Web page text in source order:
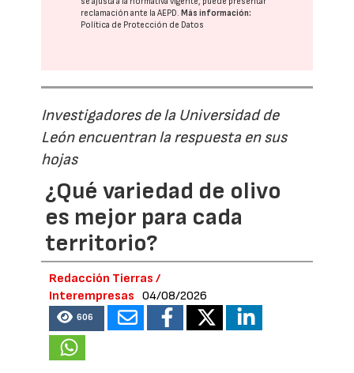
reclamación ante laAEPD.Más información:
Política de Protección de Datos
Investigadores de la Universidad de
León encuentran la respuesta en sus
hojas
¿Qué variedad de olivo
es mejor para cada
territorio?
Redacción Tierras /
Interempresas
04/08/2026
606